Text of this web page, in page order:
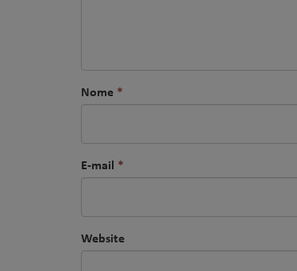
Nome *
E-mail *
Website